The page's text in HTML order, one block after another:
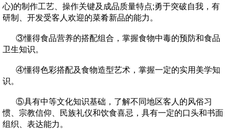
心)的制作工艺、操作关键及成品质量特点;勇于突破自我，有
研制、开发受客人欢迎的菜肴新品的能力。
③懂得食品营养的搭配组合，掌握食物中毒的预防和食品
卫生知识。
④懂得色彩搭配及食物造型艺术，掌握一定的实用美学知
识。
⑤具有中等文化知识基础，了解不同地区客人的风俗习
惯、宗教信仰、民族礼仪和饮食喜忌，具有一定的口头和书面
组织、表达能力。